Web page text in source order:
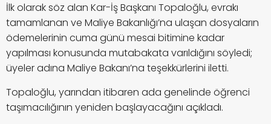
İlk olarak söz alan Kar-İş Başkanı Topaloğlu, evrakı
tamamlanan ve Maliye Bakanlığı’na ulaşan dosyaların
ödemelerinin cuma günü mesai bitimine kadar
yapılması konusunda mutabakata varıldığını söyledi;
üyeler adına Maliye Bakanı’na teşekkürlerini iletti.
Topaloğlu, yarından itibaren ada genelinde öğrenci
taşımacılığının yeniden başlayacağını açıkladı.